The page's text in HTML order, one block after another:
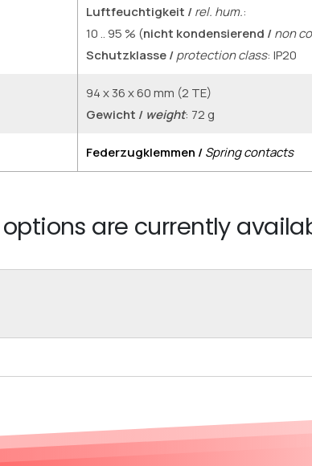
Luftfeuchtigkeit /rel. hum.:
10 .. 95 % (nicht kondensierend /non
Schutzklasse /protection class: IP20
94 x 36 x 60 mm (2 TE)
Gewicht / weight: 72 g
Federzugklemmen /Spring contacts
are currently